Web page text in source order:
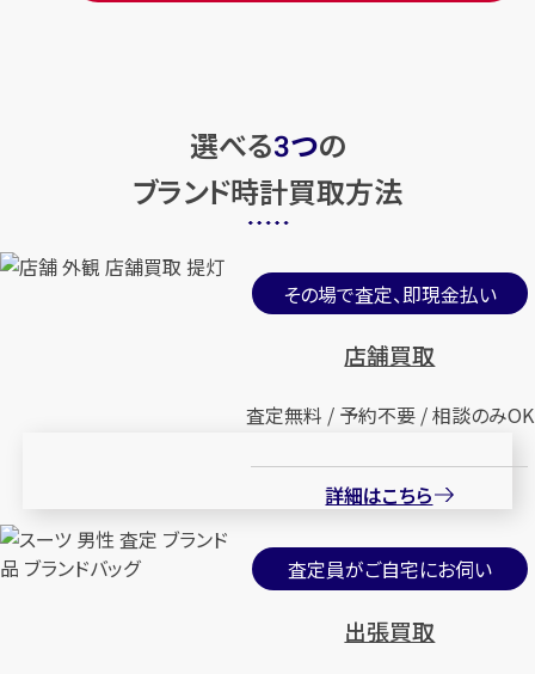
選べる3つの
ブランド時計買取方法
その場で査定、即現金払い
店舗買取
査定無料 / 予約不要 / 相談のみOK
詳細はこちら
査定員がご自宅にお伺い
出張買取